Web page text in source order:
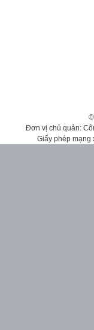
Đơn vị chủ quản:
Giấy phép mạng